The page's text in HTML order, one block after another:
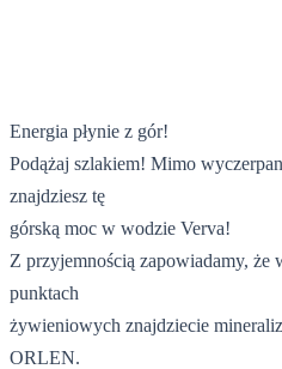
Energia płynie z gór!
Podążaj szlakiem! Mimo
znajdziesz tę
górską moc w wodzie Verva!
Z przyjemnością zapowiadamy, że
punktach
żywieniowych znajdziecie
ORLEN.